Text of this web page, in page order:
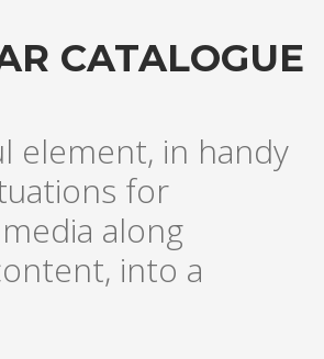
CATALOGUE
element, in handy
for
along
into a